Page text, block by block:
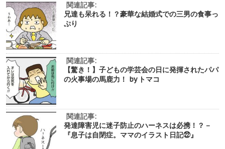
関連記事:
兄達も呆れる！？豪華な結婚式での三男の食事っ
ぷり
関連記事:
【驚き！】子どもの学芸会の日に発揮されたパパ
の火事場の馬鹿力！ by トマコ
関連記事:
発達障害児に迷子防止のハーネスは必携！？－
『息子は自閉症。ママのイラスト日記㉒』